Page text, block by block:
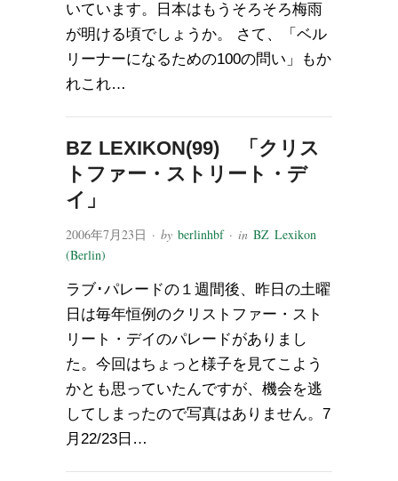
いています。日本はもうそろそろ梅雨
が明ける頃でしょうか。 さて、「ベル
リーナーになるための100の問い」もか
れこれ…
BZ LEXIKON(99) 「クリス
トファー・ストリート・デ
イ」
2006年7月23日 · by berlinhbf· in BZ Lexikon
(Berlin)
ラブ･パレードの１週間後、昨日の土曜
日は毎年恒例のクリストファー・スト
リート・デイのパレードがありまし
た。今回はちょっと様子を見てこよう
かとも思っていたんですが、機会を逃
してしまったので写真はありません。7
月22/23日…